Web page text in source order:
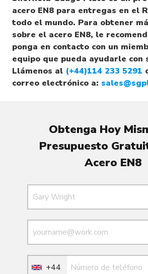
acero EN8 para entregas en el
todo el mundo. Para obtener
sobre el acero EN8, le
ponga en contacto con un
equipo que pueda ayudarle con
Llámenos al (+44)114 233 5291
correo electrónico a:
Obtenga Hoy
Presupuesto
Acero EN8
Correo electrónico
+44